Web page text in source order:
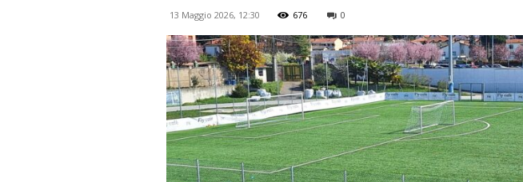
13 Maggio 2026, 12:30 676 0